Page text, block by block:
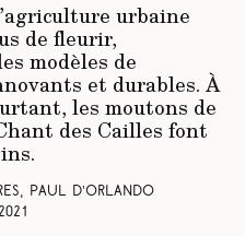
urbaine
de fleurir,
modèles de
et durables. À
les moutons de
des Cailles font
Paul d’Orlando